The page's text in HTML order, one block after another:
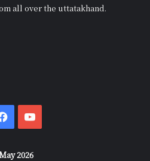
all over the uttatakhand.
Facebook
2026